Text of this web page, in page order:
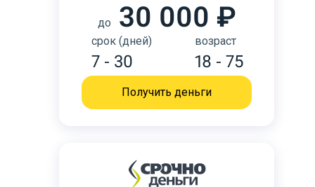
до 30 000 ₽
срок (дней)
7 - 30
возраст
18 - 75
Получить деньги